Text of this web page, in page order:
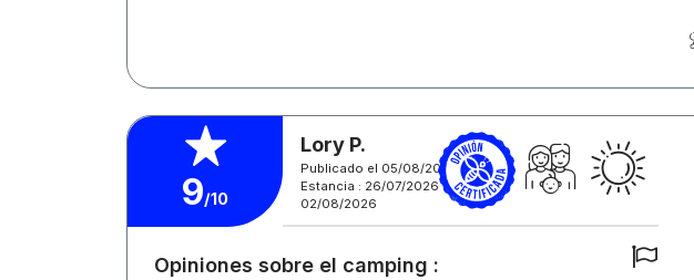
9/10
Lory P.
Publicado el 05/08/2026
Estancia : 26/07/2026 -
02/08/2026
Opiniones sobre el camping :